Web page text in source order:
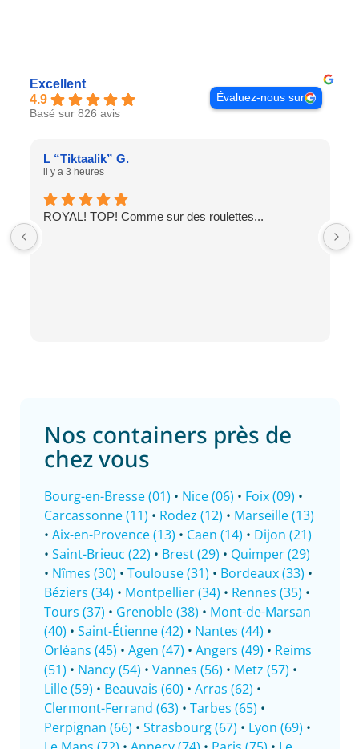
Excellent
4.9
Basé sur 826 avis
Évaluez-nous sur
L “Tiktaalik” G.
il y a 3 heures
ROYAL! TOP! Comme sur des roulettes...
Nos containers près de
chez vous
Bourg-en-Bresse (01) • Nice (06) • Foix (09) •
Carcassonne (11) • Rodez (12) • Marseille (13)
• Aix-en-Provence (13) • Caen (14) • Dijon (21)
• Saint-Brieuc (22) • Brest (29) • Quimper (29)
• Nîmes (30) • Toulouse (31) • Bordeaux (33) •
Béziers (34) • Montpellier (34) • Rennes (35) •
Tours (37) • Grenoble (38) • Mont-de-Marsan
(40) • Saint-Étienne (42) • Nantes (44) •
Orléans (45) • Agen (47) • Angers (49) • Reims
(51) • Nancy (54) • Vannes (56) • Metz (57) •
Lille (59) • Beauvais (60) • Arras (62) •
Clermont-Ferrand (63) • Tarbes (65) •
Perpignan (66) • Strasbourg (67) • Lyon (69) •